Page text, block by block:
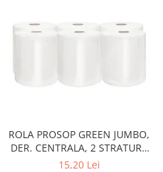
ROLA PROSOP GREEN JUMBO,
DER. CENTRALA, 2 STRATURI,
100 M,
15,20 Lei